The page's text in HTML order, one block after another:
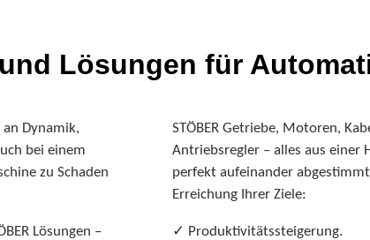
Lösungen für
Dynamik,
bei einem
zu Schaden
Lösungen –
STÖBER Getriebe, Motoren,
Antriebs­regler – alles aus einer
perfekt aufeinander
Erreichung Ihrer Ziele:
✓ Produktivitätssteigerung.